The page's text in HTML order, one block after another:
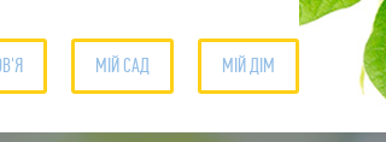
МІЙ ДІМ
МІЙ САД